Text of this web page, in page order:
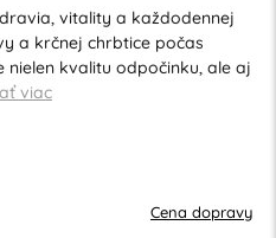
vitality a každodennej
a krčnej chrbtice počas
kvalitu odpočinku, ale aj
viac
Cena dopravy